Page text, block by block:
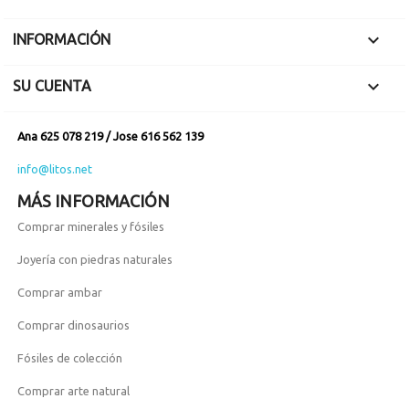
INFORMACIÓN 
SU CUENTA 
Ana 625 078 219 / Jose 616 562 139
info@litos.net
MÁS INFORMACIÓN
Comprar minerales y fósiles
Joyería con piedras naturales
Comprar ambar
Comprar dinosaurios
Fósiles de colección
Comprar arte natural